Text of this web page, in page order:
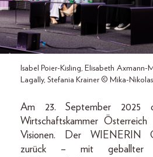
Isabel Poier-Kisling, Elisabeth Axmann-
Lagally, Stefania Krainer © Mika-
Am 23. September 2025
Wirtschaftskammer
Visionen. Der WIENERIN
zurück – mit geballter